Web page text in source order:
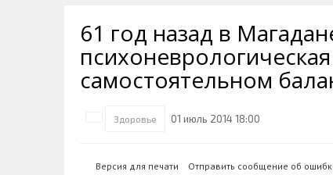
Их надо знать. Галерея славы
Колымы
Достопримечательности
Магадана и области
Туристическик маршруты
Наркоте нет
Аэропорт Магадан
Полицейских не бить
Сельское хозяйство
61 год назад в
самостоятельном
Здоровье 01 июль 2014 18:00
Версия для печати Отправить сообщение об